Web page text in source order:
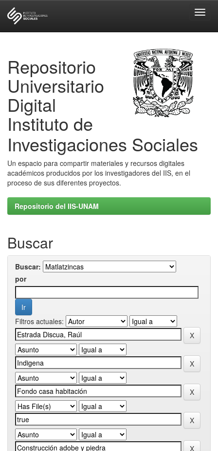
Repositorio
Universitario
Digital
Instituto de
Investigaciones Sociales
Un espacio para compartir materiales y recursos digitales
académicos producidos por los investigadores del IIS, en el
proceso de sus diferentes proyectos.
Repositorio del IIS-UNAM
Buscar
Buscar:
por
Filtros actuales: